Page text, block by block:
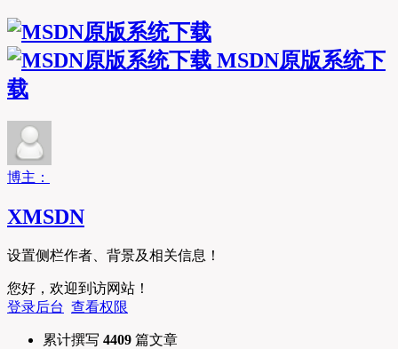
MSDN原版系统下
载
博主：
XMSDN
设置侧栏作者、背景及相关信息！
您好，欢迎到访网站！
登录后台 查看权限
累计撰写 4409 篇文章